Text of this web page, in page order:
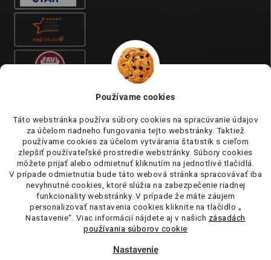
Používame cookies
Táto webstránka používa súbory cookies na spracúvanie údajov
za účelom riadneho fungovania tejto webstránky. Taktiež
používame cookies za účelom vytvárania štatistik s cieľom
zlepšiť používateľské prostredie webstránky. Súbory cookies
môžete prijať alebo odmietnuť kliknutím na jednotlivé tlačidlá.
V prípade odmietnutia bude táto webová stránka spracovávať iba
nevyhnutné cookies, ktoré slúžia na zabezpečenie riadnej
funkcionality webstránky. V prípade že máte záujem
personalizovať nastavenia cookies kliknite na tlačidlo „
Nastavenie“. Viac informácií nájdete aj v našich zásadách
používania súborov cookie
Nastavenie